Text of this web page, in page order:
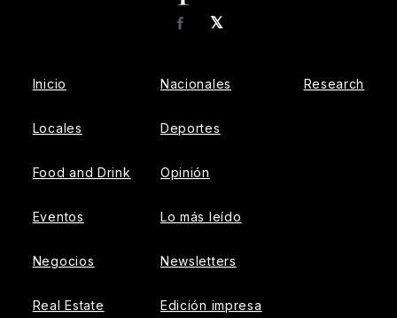
𝕏
Facebook
Inicio
Locales
Food and Drink
Eventos
Negocios
Real Estate
Nacionales
Deportes
Opinión
Lo más leído
Newsletters
Edición impresa
Research